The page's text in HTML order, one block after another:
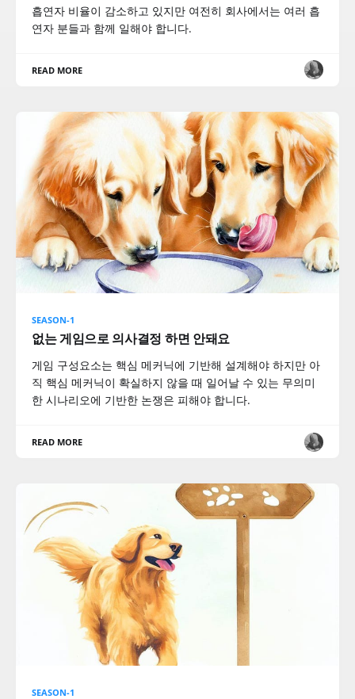
흡연자 비율이 감소하고 있지만 여전히 회사에서는 여러 흡
연자 분들과 함께 일해야 합니다.
READ MORE
SEASON-1
없는 게임으로 의사결정 하면 안돼요
게임 구성요소는 핵심 메커닉에 기반해 설계해야 하지만 아
직 핵심 메커닉이 확실하지 않을 때 일어날 수 있는 무의미
한 시나리오에 기반한 논쟁은 피해야 합니다.
READ MORE
SEASON-1